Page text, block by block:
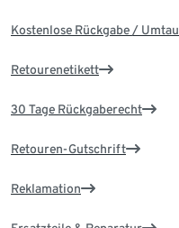
Kostenlose Rückgabe /
Retourenetikett
30 Tage Rückgaberecht
Retouren-Gutschrift
Reklamation